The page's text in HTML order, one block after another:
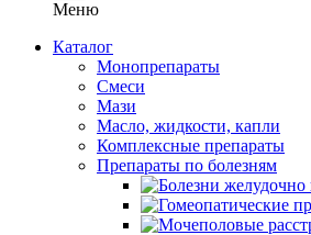
Меню
Каталог
Монопрепараты
Смеси
Мази
Масло, жидкости, капли
Комплексные препараты
Препараты по болезням